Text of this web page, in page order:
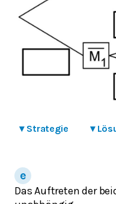
▾ Strategie ▾
Das Auftreten der